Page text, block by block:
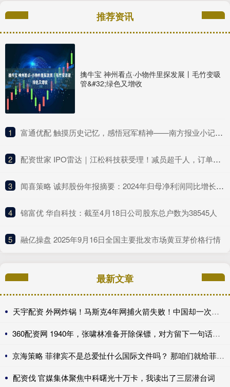
推荐资讯
擒牛宝 神州看点·小物件里探发展丨毛竹变吸
管&#32;绿色又增收
1 ​富通优配 触摸历史记忆，感悟冠军精神——南方报业小记者探营广东体育博物馆
2 ​配资世家 IPO雷达｜江松科技获受理！减员超千人，订单下滑，经营现金流“亮红灯”
3 ​闻喜策略 诚邦股份年报摘要：2024年归母净利润同比增长7.97%
4 ​锦富优 华自科技：截至4月18日公司股东总户数为38545人
5 ​融亿操盘 2025年9月16日全国主要批发市场黄豆芽价格行情
最新文章
天宇配资 外网炸锅！马斯克4年网捕火箭失败！中国却一次即成
360配资网 1940年，张啸林准备开除保镖，对方留下一句话后，立即掏出手枪
京海策略 菲律宾不是总爱扯什么国际文件吗？ 那咱们就给菲律宾科普科普真实有效的
配资伐 官媒集体聚焦中科曙光十万卡，我读出了三层潜台词